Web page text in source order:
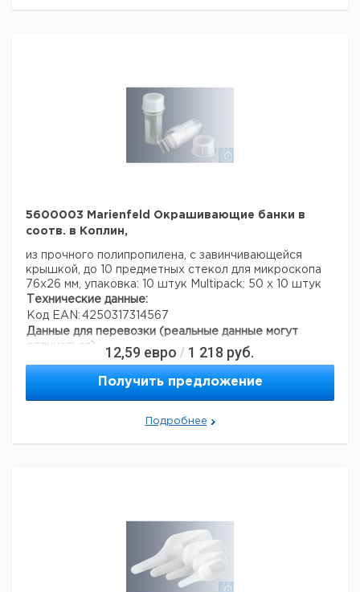
5600003 Marienfeld Окрашивающие банки в
соотв. в Коплин,
из прочного полипропилена, с завинчивающейся
крышкой, до 10 предметных стекол для микроскопа
76x26 мм, упаковка: 10 штук
Multipack: 50 х 10 штук
Технические данные:
Код EAN: 4250317314567
Данные для перевозки (реальные данные могут
отличаться)
12,59 евро / 1 218 руб.
Получить предложение
Подробнее